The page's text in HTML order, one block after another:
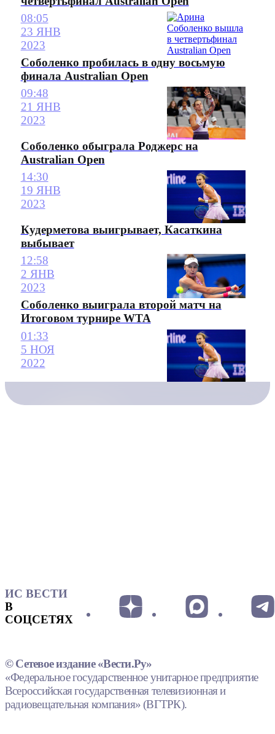
08:05
23 ЯНВ
2023
Соболенко пробилась в одну восьмую
финала Australian Open
09:48
21 ЯНВ
2023
Соболенко обыграла Роджерс на
Australian Open
14:30
19 ЯНВ
2023
Кудерметова выигрывает, Касаткина
выбывает
12:58
2 ЯНВ
2023
Соболенко выиграла второй матч на
Итоговом турнире WTA
01:33
5 НОЯ
2022
ИС ВЕСТИ
В
СОЦСЕТЯХ
© Сетевое издание «Вести.Ру»
«Федеральное государственное унитарное предприятие
Всероссийская государственная телевизионная и
радиовещательная компания» (ВГТРК).